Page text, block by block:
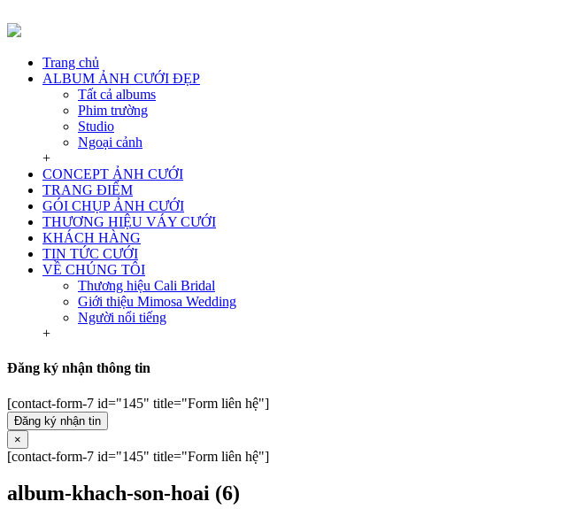
Trang chủ
ALBUM ẢNH CƯỚI ĐẸP
Tất cả albums
Phim trường
Studio
Ngoại cảnh
+
CONCEPT ẢNH CƯỚI
TRANG ĐIỂM
GÓI CHỤP ẢNH CƯỚI
THƯƠNG HIỆU VÁY CƯỚI
KHÁCH HÀNG
TIN TỨC CƯỚI
VỀ CHÚNG TÔI
Thương hiệu Cali Bridal
Giới thiệu Mimosa Wedding
Người nổi tiếng
+
Đăng ký nhận thông tin
[contact-form-7 id="145" title="Form liên hệ"]
Đăng ký nhận tin
×
[contact-form-7 id="145" title="Form liên hệ"]
album-khach-son-hoai (6)